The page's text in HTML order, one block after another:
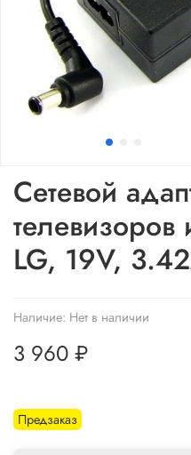
Наличие: Нет в наличии
Предзаказ
Сетевой
LG, 19V,
3 960 ₽